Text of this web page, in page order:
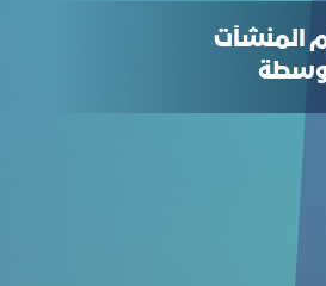
المنشآت